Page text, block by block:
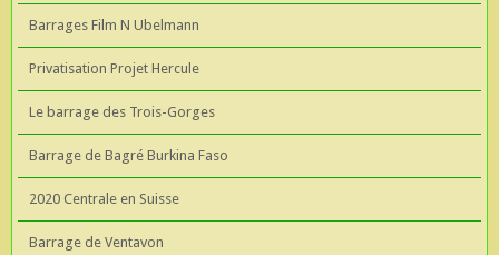
Barrages Film N Ubelmann
Privatisation Projet Hercule
Le barrage des Trois-Gorges
Barrage de Bagré Burkina Faso
2020 Centrale en Suisse
Barrage de Ventavon